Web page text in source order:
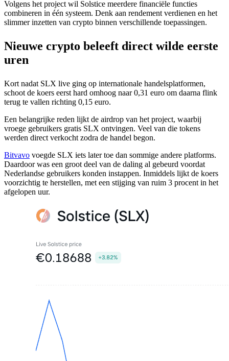
Volgens het project wil Solstice meerdere financiële functies
combineren in één systeem. Denk aan rendement verdienen en het
slimmer inzetten van crypto binnen verschillende toepassingen.
Nieuwe crypto beleeft direct wilde eerste
uren
Kort nadat SLX live ging op internationale handelsplatformen,
schoot de koers eerst hard omhoog naar 0,31 euro om daarna flink
terug te vallen richting 0,15 euro.
Een belangrijke reden lijkt de airdrop van het project, waarbij
vroege gebruikers gratis SLX ontvingen. Veel van die tokens
werden direct verkocht zodra de handel begon.
Bitvavo voegde SLX iets later toe dan sommige andere platforms.
Daardoor was een groot deel van de daling al gebeurd voordat
Nederlandse gebruikers konden instappen. Inmiddels lijkt de koers
voorzichtig te herstellen, met een stijging van ruim 3 procent in het
afgelopen uur.